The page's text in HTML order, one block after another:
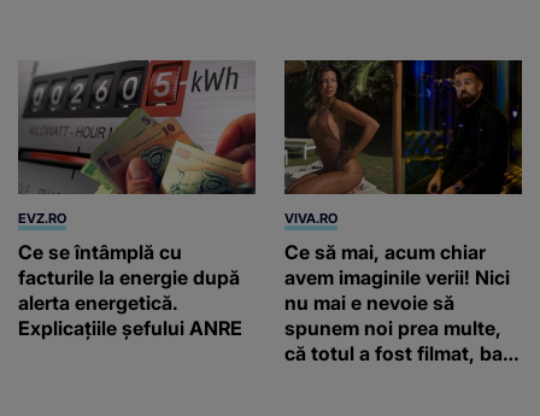
EVZ.RO
Ce se întâmplă cu
facturile la energie după
alerta energetică.
Explicațiile șefului ANRE
VIVA.RO
Ce să mai, acum chiar
avem imaginile verii! Nici
nu mai e nevoie să
spunem noi prea multe,
că totul a fost filmat, ba